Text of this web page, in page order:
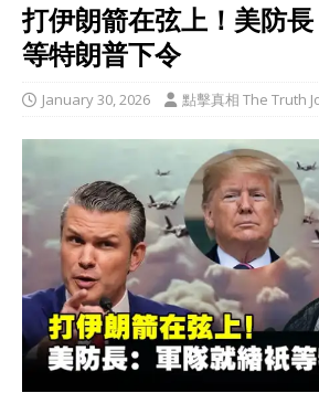
打伊朗箭在弦上！美防
等特朗普下令
January 30, 2026 點擊真相 The Truth